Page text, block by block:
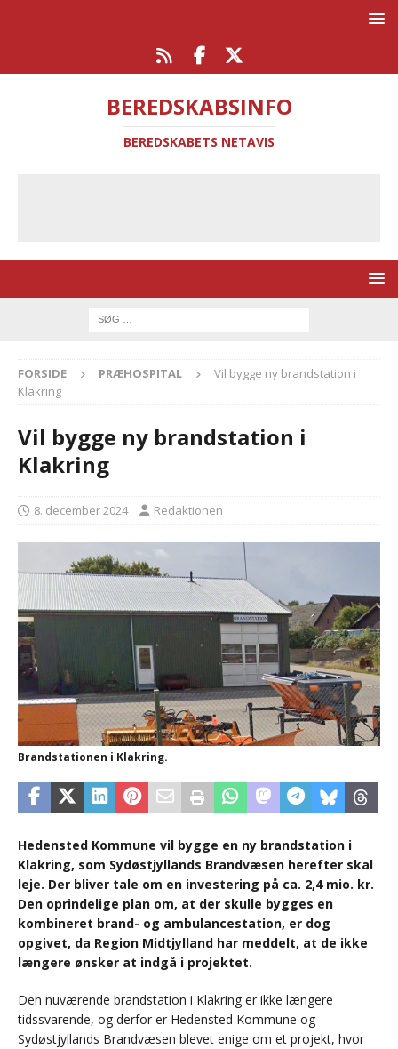
BEREDSKABSINFO
BEREDSKABETS NETAVIS
FORSIDE PRÆHOSPITAL
Vil bygge ny brandstation i
Klakring
Vil bygge ny brandstation i
Klakring
8. december 2024 Redaktionen
Brandstationen i Klakring.
Hedensted Kommune vil bygge en ny brandstation i
Klakring, som Sydøstjyllands Brandvæsen herefter skal
leje. Der bliver tale om en investering på ca. 2,4 mio. kr.
Den oprindelige plan om, at der skulle bygges en
kombineret brand- og ambulancestation, er dog
opgivet, da Region Midtjylland har meddelt, at de ikke
længere ønsker at indgå i projektet.
Den nuværende brandstation i Klakring er ikke længere
tidssvarende, og derfor er Hedensted Kommune og
Sydøstjyllands Brandvæsen blevet enige om et projekt, hvor